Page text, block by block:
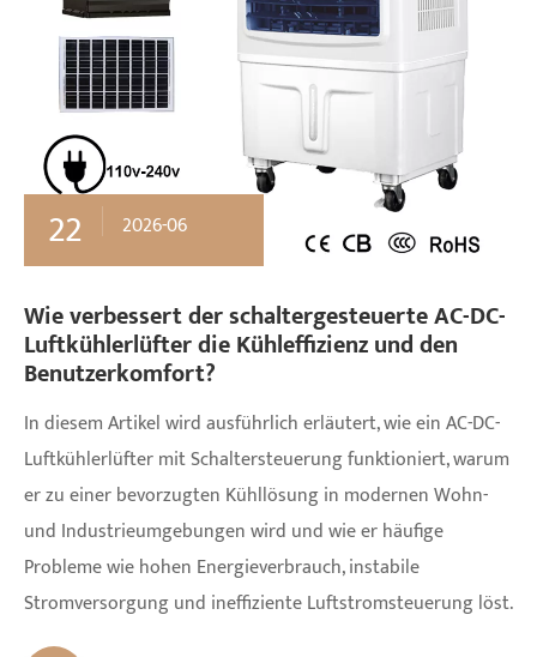
22 2026-06
Wie verbessert der schaltergesteuerte AC-DC-
Luftkühlerlüfter die Kühleffizienz und den
Benutzerkomfort?
​In diesem Artikel wird ausführlich erläutert, wie ein AC-DC-
Luftkühlerlüfter mit Schaltersteuerung funktioniert, warum
er zu einer bevorzugten Kühllösung in modernen Wohn-
und Industrieumgebungen wird und wie er häufige
Probleme wie hohen Energieverbrauch, instabile
Stromversorgung und ineffiziente Luftstromsteuerung löst.